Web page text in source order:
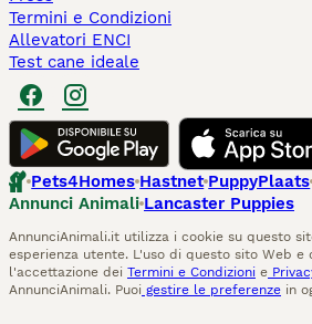
Termini e Condizioni
Allevatori ENCI
Test cane ideale
Pets4Homes Hastnet PuppyPlaats
Annunci Animali Lancaster Puppies
AnnunciAnimali.it utilizza i cookie su questo
esperienza utente. L'uso di questo sito Web
l'accettazione dei Termini e Condizioni e
AnnunciAnimali. Puoi gestire le preferenze in